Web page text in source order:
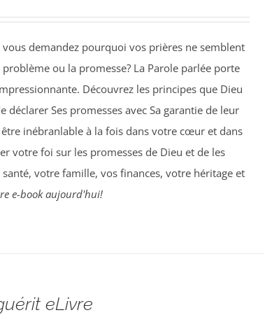
vous demandez pourquoi vos prières ne semblent
problème ou la promesse? La Parole parlée porte
Découvrez les principes que Dieu
Ses promesses avec Sa garantie de leur
inébranlable à la fois dans votre cœur et dans
votre foi sur les promesses de Dieu et de les
votre famille, vos finances, votre héritage et
e-book aujourd'hui!
eLivre